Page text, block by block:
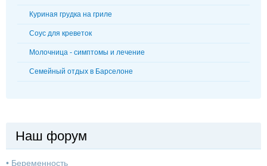
Куриная грудка на гриле
Соус для креветок
Молочница - симптомы и лечение
Семейный отдых в Барселоне
Наш форум
• Беременность